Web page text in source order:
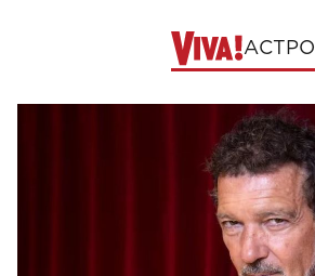
АСТРО